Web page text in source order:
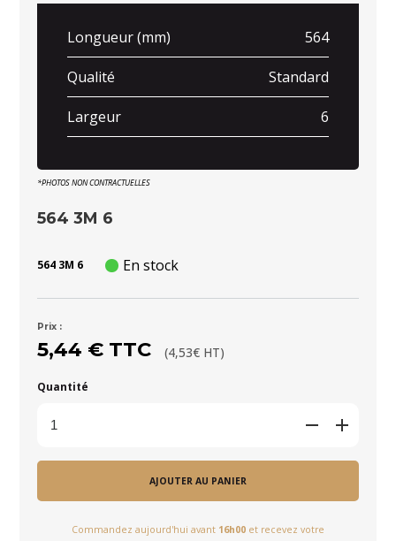
Longueur (mm) 564
Qualité Standard
Largeur 6
*PHOTOS NON CONTRACTUELLES
564 3M 6
564 3M 6 En stock
Prix :
5,44 € TTC (4,53€ HT)
Quantité
AJOUTER AU PANIER
Commandez aujourd'hui avant 16h00 et recevez votre